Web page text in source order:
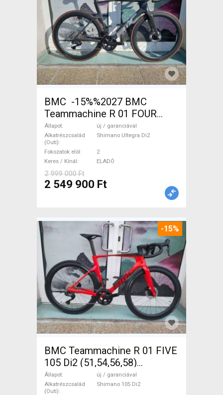
BMC -15%%2027 BMC
Teammachine R 01 FOUR
(56,58) Országúti Shimano
Ultegra Di2 tárcsafék új /
garanciával ELADÓ
Állapot
új / garanciával
Alkatrészcsalád
(Outi)
Shimano Ultegra Di2
Fokozatok elöl
2
Keres / Kínál
ELADÓ
2 999 000 Ft
2 549 900 Ft
-15%
BMC Teammachine R 01 FIVE
105 Di2 (51,54,56,58)
Országúti Shimano 105 Di2
tárcsafék új / garanciával
Állapot
új / garanciával
Alkatrészcsalád
(Outi)
Shimano 105 Di2